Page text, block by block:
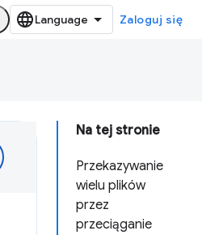
Zaloguj się
Na tej stronie
Przekazywanie
wielu plików
przez
przeciąganie